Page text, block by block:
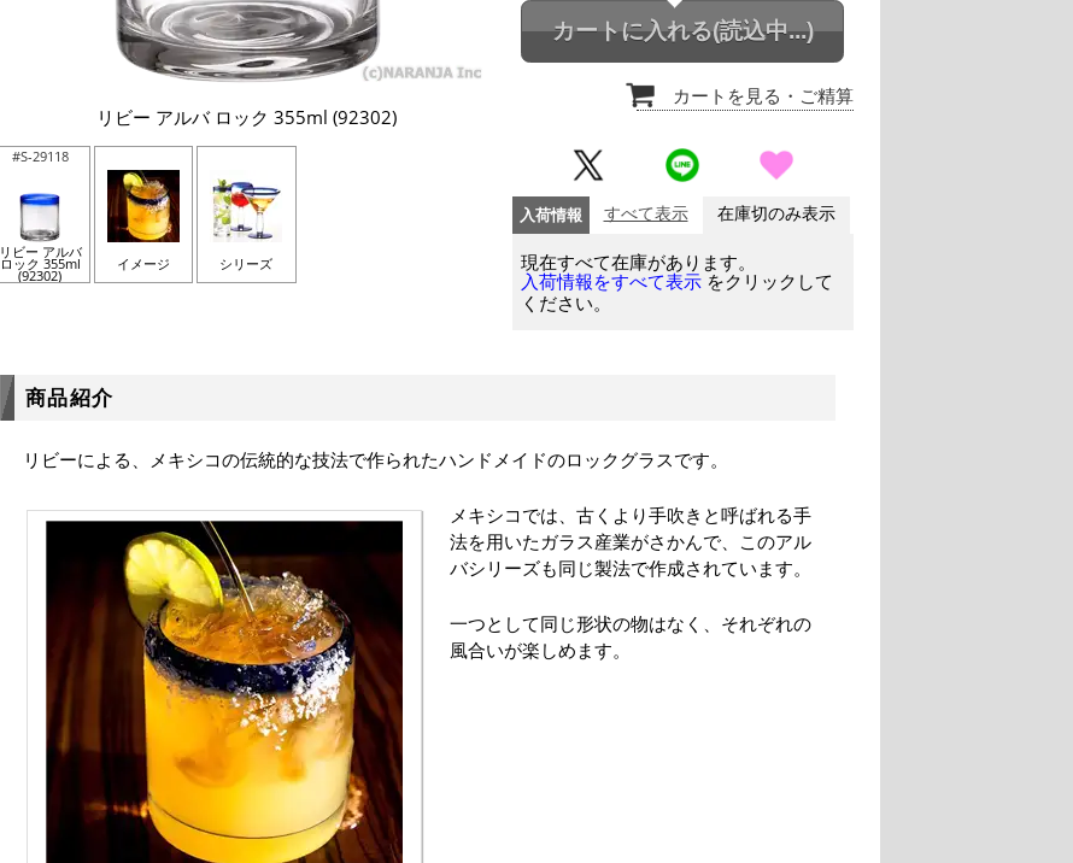
リビー アルバ ロック 355ml (92302)
#S-29118
リビー アルバ
ロック 355ml
(92302)
イメージ シリーズ
カートに入れる(読込中...)
カートを見る ・ご精算
入荷情報 すべて表示 在庫切のみ表示
現在すべて在庫があります。
入荷情報をすべて表示 をクリックして
ください。
商品紹介
リビーによる、メキシコの伝統的な技法で作られたハンドメイドのロックグラスです。
メキシコでは、古くより手吹きと呼ばれる手
法を用いたガラス産業がさかんで、このアル
バシリーズも同じ製法で作成されています。
一つとして同じ形状の物はなく、それぞれの
風合いが楽しめます。